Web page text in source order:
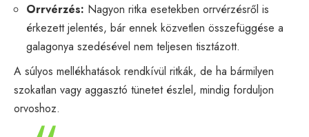
Orrvérzés: Nagyon ritka esetekben orrvérzésről is
érkezett jelentés, bár ennek közvetlen összefüggése a
galagonya szedésével nem teljesen tisztázott.
A súlyos mellékhatások rendkívül ritkák, de ha bármilyen
szokatlan vagy aggasztó tünetet észlel, mindig forduljon
orvoshoz.